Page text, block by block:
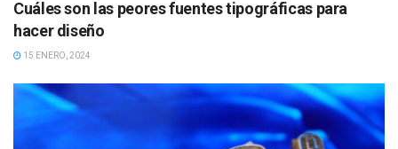
Cuáles son las peores fuentes tipográficas para
hacer diseño
15 ENERO, 2024